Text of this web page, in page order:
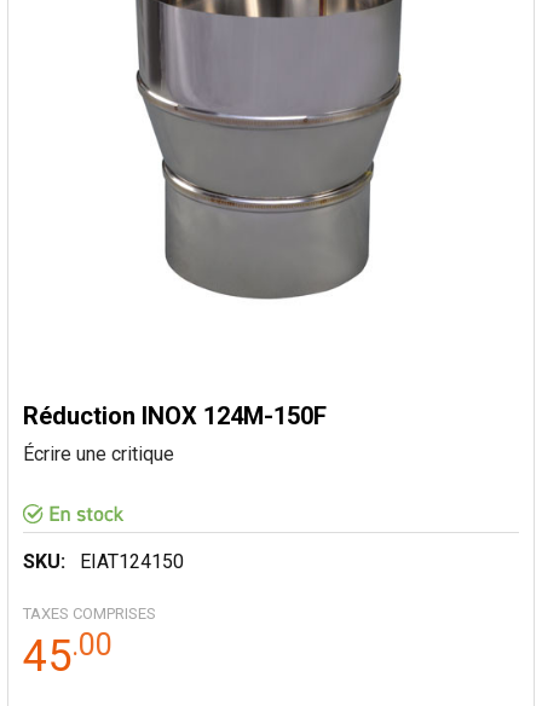
Réduction INOX 124M-150F
Écrire une critique
SKU: EIAT124150
TAXES COMPRISES
45.00